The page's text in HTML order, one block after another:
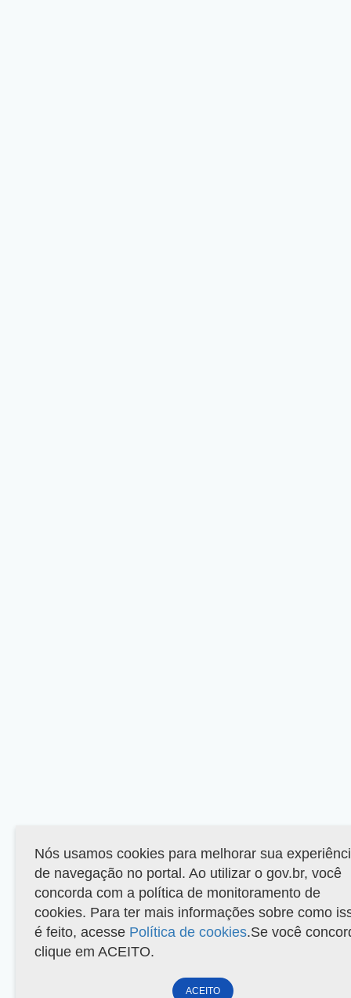
Nós usamos cookies para melhorar sua
de navegação no portal. Ao utilizar o gov.br, você
concorda com a política de monitoramento de
cookies. Para ter mais informações sobre como
é feito, acesse Política de cookies.Se você
clique em ACEITO.
ACEITO